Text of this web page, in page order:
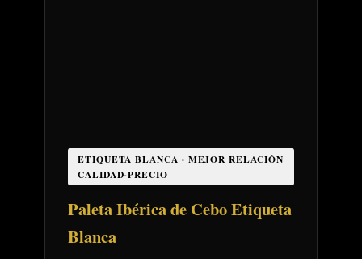
ETIQUETA BLANCA · MEJOR RELACIÓN
CALIDAD-PRECIO
Paleta Ibérica de Cebo Etiqueta
Blanca